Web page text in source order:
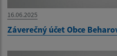
16.06.2025
Záverečný účet Obce